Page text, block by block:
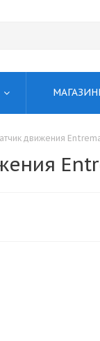
движения